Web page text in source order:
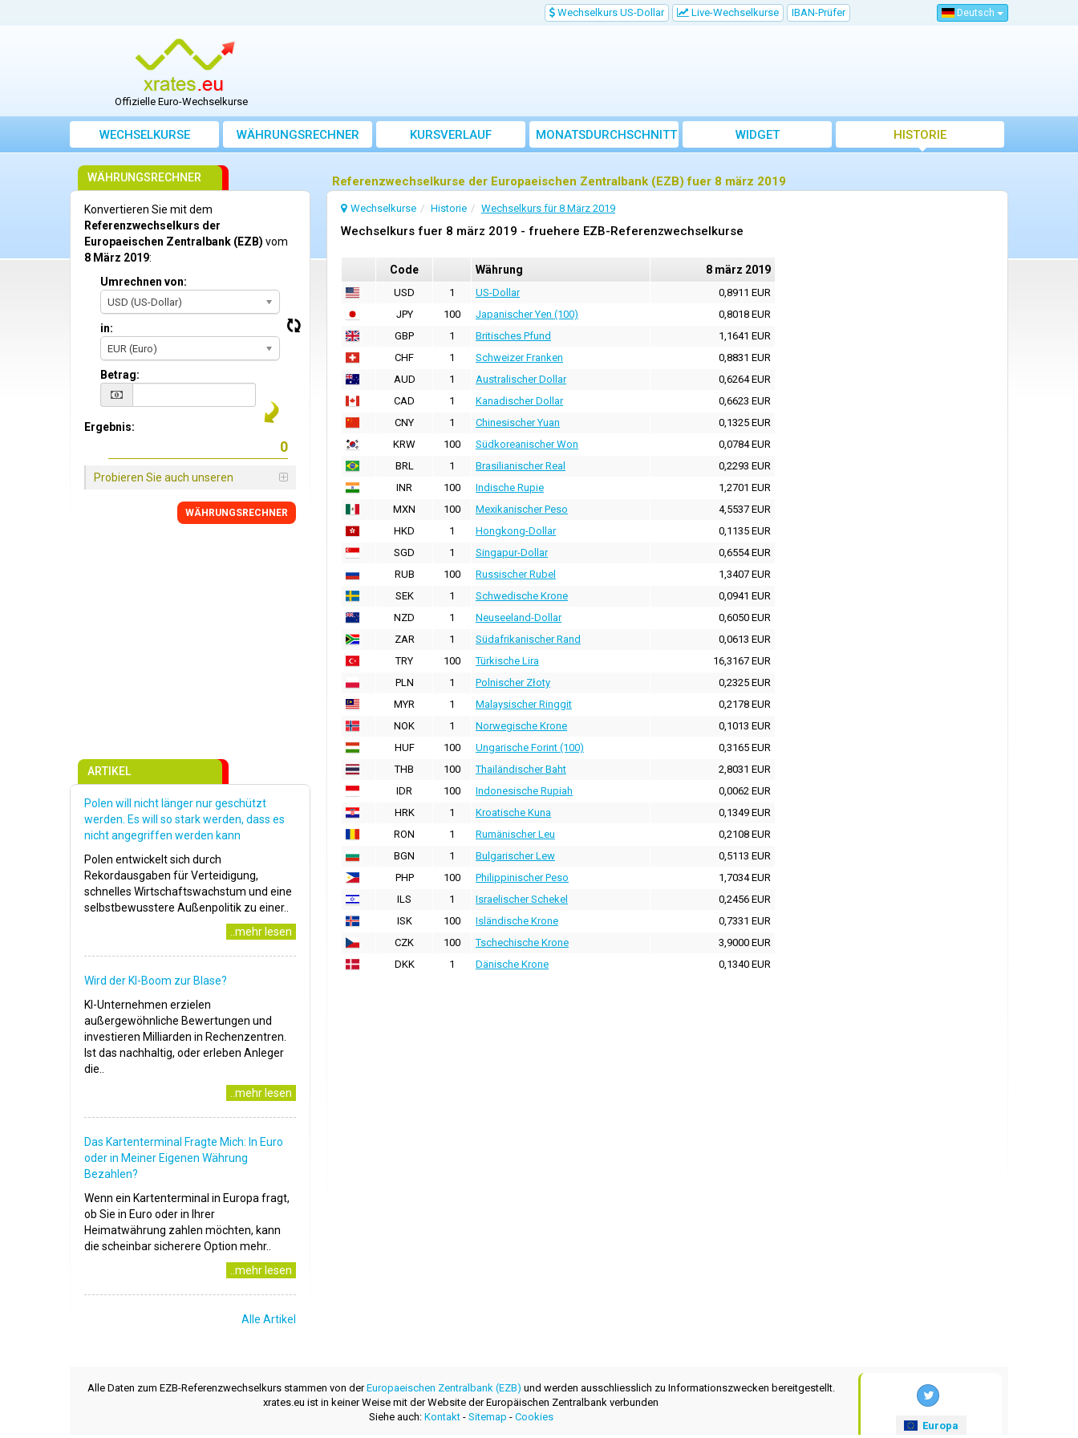
Wechselkurs US-Dollar Live-Wechselkurse IBAN-Prüfer Deutsch
Offizielle Euro-Wechselkurse
WECHSELKURSE WÄHRUNGSRECHNER KURSVERLAUF MONATSDURCHSCHNITT WIDGET HISTORIE
Referenzwechselkurse der Europaeischen Zentralbank (EZB) fuer 8 märz 2019
Wechselkurse Historie Wechselkurs für 8 März 2019
Wechselkurs fuer 8 märz 2019 - fruehere EZB-Referenzwechselkurse
Code Währung 8 märz 2019
USD 1 US-Dollar
0,8911 EUR
JPY
100 Japanischer Yen (100)
0,8018 EUR
GBP
1 Britisches Pfund
1,1641 EUR
CHF
1 Schweizer Franken
0,8831 EUR
AUD
1 Australischer Dollar
0,6264 EUR
CAD
1 Kanadischer Dollar
0,6623 EUR
CNY
1 Chinesischer Yuan
0,1325 EUR
KRW
100 Südkoreanischer Won
0,0784 EUR
BRL
1 Brasilianischer Real
0,2293 EUR
INR
100 Indische Rupie
1,2701 EUR
MXN
100 Mexikanischer Peso
4,5537 EUR
HKD
1 Hongkong-Dollar
0,1135 EUR
SGD
1 Singapur-Dollar
0,6554 EUR
RUB
100 Russischer Rubel
1,3407 EUR
SEK
1 Schwedische Krone
0,0941 EUR
NZD
1 Neuseeland-Dollar
0,6050 EUR
ZAR
1 Südafrikanischer Rand
0,0613 EUR
TRY
100 Türkische Lira
16,3167 EUR
PLN
1 Polnischer Złoty
0,2325 EUR
MYR
1 Malaysischer Ringgit
0,2178 EUR
NOK
1 Norwegische Krone
0,1013 EUR
HUF
100 Ungarische Forint (100)
0,3165 EUR
THB
100 Thailändischer Baht
2,8031 EUR
IDR
100 Indonesische Rupiah
0,0062 EUR
HRK
1 Kroatische Kuna
0,1349 EUR
RON
1 Rumänischer Leu
0,2108 EUR
BGN
1 Bulgarischer Lew
0,5113 EUR
PHP
100 Philippinischer Peso
1,7034 EUR
ILS
1 Israelischer Schekel
0,2456 EUR
ISK
100 Isländische Krone
0,7331 EUR
CZK
100 Tschechische Krone
3,9000 EUR
DKK
1 Dänische Krone 0,1340 EUR
WÄHRUNGSRECHNER
Konvertieren Sie mit dem
Referenzwechselkurs der
Europaeischen Zentralbank (EZB) vom
8 März 2019:
Umrechnen von:
USD (US-Dollar)
in:
EUR (Euro)
Betrag:
Ergebnis:
Probieren Sie auch unseren
WÄHRUNGSRECHNER
ARTIKEL
Polen will nicht länger nur geschützt
werden. Es will so stark werden, dass es
nicht angegriffen werden kann
Polen entwickelt sich durch
Rekordausgaben für Verteidigung,
schnelles Wirtschaftswachstum und eine
selbstbewusstere Außenpolitik zu einer..
..mehr lesen
Wird der KI-Boom zur Blase?
KI-Unternehmen erzielen
außergewöhnliche Bewertungen und
investieren Milliarden in Rechenzentren.
Ist das nachhaltig, oder erleben Anleger
die..
..mehr lesen
Das Kartenterminal Fragte Mich: In Euro
oder in Meiner Eigenen Währung
Bezahlen?
Wenn ein Kartenterminal in Europa fragt,
ob Sie in Euro oder in Ihrer
Heimatwährung zahlen möchten, kann
die scheinbar sicherere Option mehr..
..mehr lesen
Alle Artikel
Alle Daten zum EZB-Referenzwechselkurs stammen von derEuropaeischen Zentralbank (EZB) und werden ausschliesslich zu Informationszwecken bereitgestellt.
xrates.eu ist in keiner Weise mit der Website der Europäischen Zentralbank verbunden
Siehe auch: Kontakt- Sitemap - Cookies
Europa